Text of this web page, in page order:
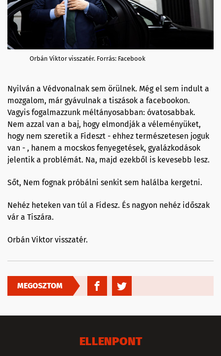
Orbán Viktor visszatér. Forrás: Facebook
Nyilván a Védvonalnak sem örülnek. Még el sem indult a
mozgalom, már gyávulnak a tiszások a facebookon.
Vagyis fogalmazzunk méltányosabban: óvatosabbak.
Nem azzal van a baj, hogy elmondják a véleményüket,
hogy nem szeretik a Fideszt - ehhez természetesen joguk
van - , hanem a mocskos fenyegetések, gyalázkodások
jelentik a problémát. Na, majd ezekből is kevesebb lesz.
Sőt, Nem fognak próbálni senkit sem halálba kergetni.
Nehéz heteken van túl a Fidesz. És nagyon nehéz időszak
vár a Tiszára.
Orbán Viktor visszatér.
MEGOSZTOM
ELLENPONT